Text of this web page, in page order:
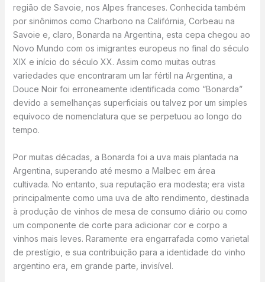
região de Savoie, nos Alpes franceses. Conhecida também
por sinônimos como Charbono na Califórnia, Corbeau na
Savoie e, claro, Bonarda na Argentina, esta cepa chegou ao
Novo Mundo com os imigrantes europeus no final do século
XIX e início do século XX. Assim como muitas outras
variedades que encontraram um lar fértil na Argentina, a
Douce Noir foi erroneamente identificada como “Bonarda”
devido a semelhanças superficiais ou talvez por um simples
equívoco de nomenclatura que se perpetuou ao longo do
tempo.
Por muitas décadas, a Bonarda foi a uva mais plantada na
Argentina, superando até mesmo a Malbec em área
cultivada. No entanto, sua reputação era modesta; era vista
principalmente como uma uva de alto rendimento, destinada
à produção de vinhos de mesa de consumo diário ou como
um componente de corte para adicionar cor e corpo a
vinhos mais leves. Raramente era engarrafada como varietal
de prestígio, e sua contribuição para a identidade do vinho
argentino era, em grande parte, invisível.